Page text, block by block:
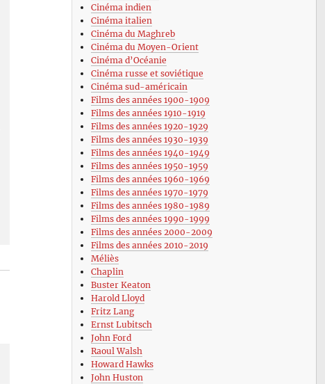
Cinéma indien
Cinéma italien
Cinéma du Maghreb
Cinéma du Moyen-Orient
Cinéma d’Océanie
Cinéma russe et soviétique
Cinéma sud-américain
Films des années 1900-1909
Films des années 1910-1919
Films des années 1920-1929
Films des années 1930-1939
Films des années 1940-1949
Films des années 1950-1959
Films des années 1960-1969
Films des années 1970-1979
Films des années 1980-1989
Films des années 1990-1999
Films des années 2000-2009
Films des années 2010-2019
Méliès
Chaplin
Buster Keaton
Harold Lloyd
Fritz Lang
Ernst Lubitsch
John Ford
Raoul Walsh
Howard Hawks
John Huston